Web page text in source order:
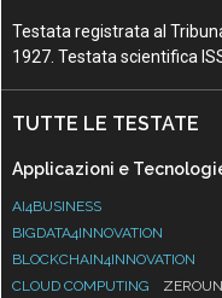
Testata registrata al
1927. Testata scientifica
TUTTE LE TESTATE
Applicazioni e
AI4BUSINESS
BIGDATA4INNOVATION
BLOCKCHAIN4INNOVATION
CLOUD COMPUTING